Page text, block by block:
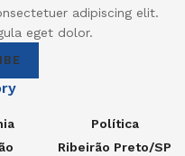
adipiscing elit.
eget dolor.
Política
Ribeirão Preto/SP